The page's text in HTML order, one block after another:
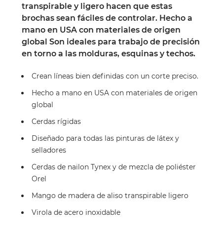
transpirable y ligero hacen que estas
brochas sean fáciles de controlar. Hecho a
mano en USA con materiales de origen
global Son ideales para trabajo de precisión
en torno a las molduras, esquinas y techos.
Crean líneas bien definidas con un corte preciso.
Hecho a mano en USA con materiales de origen
global
Cerdas rígidas
Diseñado para todas las pinturas de látex y
selladores
Cerdas de nailon Tynex y de mezcla de poliéster
Orel
Mango de madera de aliso transpirable ligero
Virola de acero inoxidable